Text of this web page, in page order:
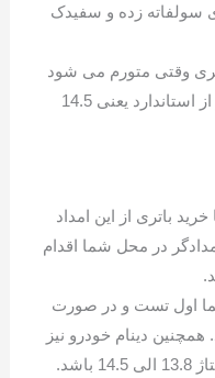
سولفاته زده و سفیدک
وقتی متورم می شود
که دینام باتری را با ولتاژ بالاتر از استاندارد یعنی 14.5
خرید باتری از این امداد
در محل شما اقدام
اول تست و در صورت
دینام خودرو نیز